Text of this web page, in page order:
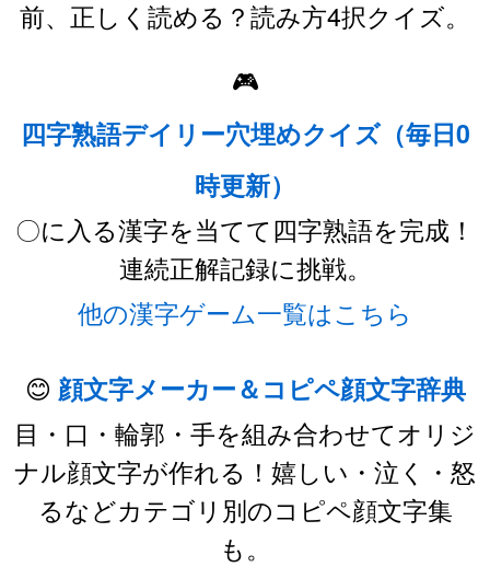
前、正しく読める？読み方4択クイズ。
🎮
四字熟語デイリー穴埋めクイズ（毎日0
時更新）
〇に入る漢字を当てて四字熟語を完成！
連続正解記録に挑戦。
他の漢字ゲーム一覧はこちら
😊 顔文字メーカー＆コピペ顔文字辞典
目・口・輪郭・手を組み合わせてオリジ
ナル顔文字が作れる！嬉しい・泣く・怒
るなどカテゴリ別のコピペ顔文字集
も。